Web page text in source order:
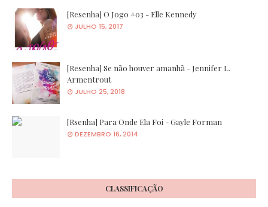
[Resenha] O Jogo #03 - Elle Kennedy
JULHO 15, 2017
[Resenha] Se não houver amanhã - Jennifer L.
Armentrout
JULHO 25, 2018
[Rsenha] Para Onde Ela Foi - Gayle Forman
DEZEMBRO 16, 2014
CLASSIFICAÇÃO